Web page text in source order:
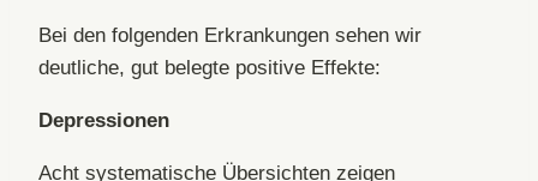
Bei den folgenden Erkrankungen sehen wir
deutliche, gut belegte positive Effekte:
Depressionen
Acht systematische Übersichten zeigen